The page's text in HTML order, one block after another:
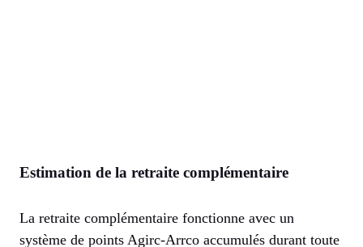
Estimation de la retraite complémentaire
La retraite complémentaire fonctionne avec un
système de points Agirc-Arrco accumulés durant toute